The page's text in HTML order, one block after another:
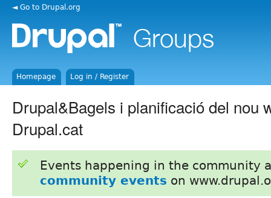
◄ Go to Drupal.org
Homepage Log in / Register
Drupal&Bagels i planificació del nou
Drupal.cat
Events happening in the community
community events on